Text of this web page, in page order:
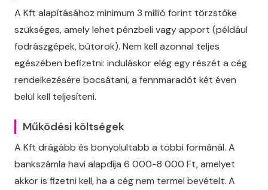
A Kft alapításához minimum 3 millió forint törzstőke
szükséges, amely lehet pénzbeli vagy apport (például
fodrászgépek, bútorok). Nem kell azonnal teljes
egészében befizetni: induláskor elég egy részét a cég
rendelkezésére bocsátani, a fennmaradót két éven
belül kell teljesíteni.
Működési költségek
A Kft drágább és bonyolultabb a többi formánál. A
bankszámla havi alapdíja 6 000-8 000 Ft, amelyet
akkor is fizetni kell, ha a cég nem termel bevételt. A